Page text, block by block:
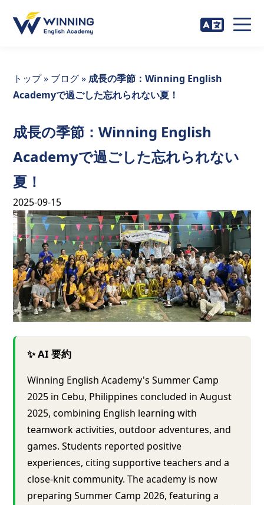
トップ» ブログ» 成長の季節：Winning English
Academyで過ごした忘れられない夏！
成長の季節：Winning English
Academyで過ごした忘れられない
夏！
2025-09-15
✨ AI 要約
Winning English Academy's Summer Camp
2025 in Cebu, Philippines concluded in August
2025, combining English learning with
teamwork activities, outdoor adventures, and
games. Students reported positive
experiences, citing supportive teachers and a
close-knit community. The academy is now
preparing Summer Camp 2026, featuring a